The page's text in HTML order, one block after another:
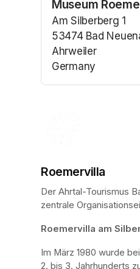
Museum
Am Silberberg 1
53474 Bad
Ahrweiler
Germany
(opens in a new
Roemervilla
Der Ahrtal-Tourismus
zentrale
Roemervilla am
Im März 1980 wurde
2. bis 3. Jahrhunderts